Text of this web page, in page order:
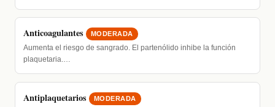
Anticoagulantes MODERADA
Aumenta el riesgo de sangrado. El partenólido inhibe la función
plaquetaria.…
Antiplaquetarios MODERADA